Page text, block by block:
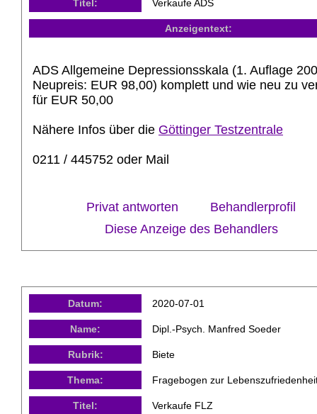
Titel: Verkaufe ADS
Anzeigentext:
ADS Allgemeine Depressionsskala (1. Auflage
Neupreis: EUR 98,00) komplett und wie neu zu
für EUR 50,00
Nähere Infos über die Göttinger Testzentrale
0211 / 445752 oder Mail
Privat antworten
Behandlerprofil
Diese Anzeige des Behandlers
Datum: 2020-07-01
Name: Dipl.-Psych. Manfred Soeder
Rubrik: Biete
Thema: Fragebogen zur
Titel: Verkaufe FLZ